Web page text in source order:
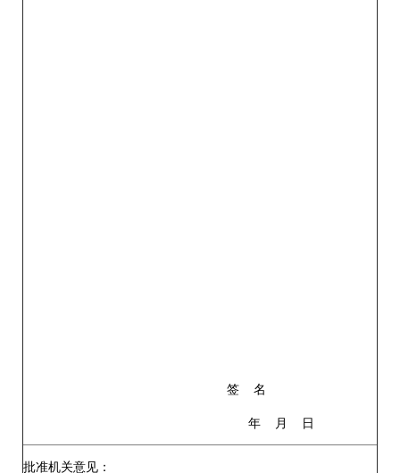
签 名
年 月 日
批准机关意见：